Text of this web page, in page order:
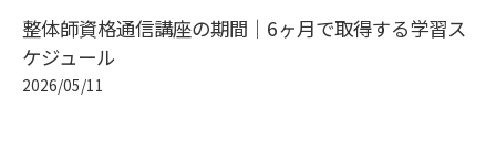
整体師資格通信講座の期間｜6ヶ月で取得する学習ス
ケジュール
2026/05/11